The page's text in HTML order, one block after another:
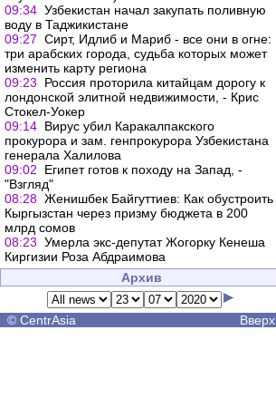
09:34 Узбекистан начал закупать поливную
воду в Таджикистане
09:27 Сирт, Идлиб и Мариб - все они в огне:
три арабских города, судьба которых может
изменить карту региона
09:23
Россия проторила китайцам дорогу к
лондонской элитной недвижимости, - Крис
Стокел-Уокер
09:14 Вирус убил Каракалпакского
прокурора и зам. генпрокурора Узбекистана
генерала Халилова
09:02
Египет готов к походу на Запад, -
"Взгляд"
08:28 Женишбек Байгуттиев: Как обустроить
Кыргызстан через призму бюджета в 200
млрд сомов
08:23 Умерла экс-депутат Жогорку Кенеша
Киргизии Роза Абдраимова
Архив
© CentrAsia Вверх